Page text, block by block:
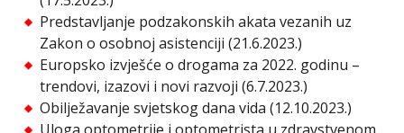
Predstavljanje podzakonskih akata vezanih uz
Zakon o osobnoj asistenciji (21.6.2023.)
Europsko izvješće o drogama za 2022. godinu –
trendovi, izazovi i novi razvoji (6.7.2023.)
Obilježavanje svjetskog dana vida (12.10.2023.)